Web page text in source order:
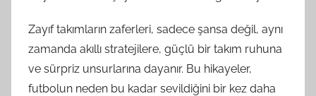
Zayıf takımların zaferleri, sadece şansa değil, aynı
zamanda akıllı stratejilere, güçlü bir takım ruhuna
ve sürpriz unsurlarına dayanır. Bu hikayeler,
futbolun neden bu kadar sevildiğini bir kez daha